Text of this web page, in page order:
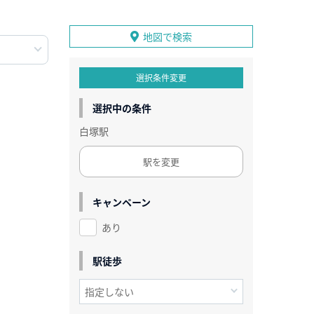
地図で検索
選択条件変更
選択中の条件
白塚駅
駅を変更
キャンペーン
あり
駅徒歩